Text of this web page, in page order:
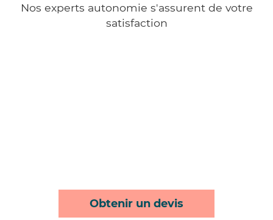
Nos experts autonomie s'assurent de votre
satisfaction
Obtenir un devis